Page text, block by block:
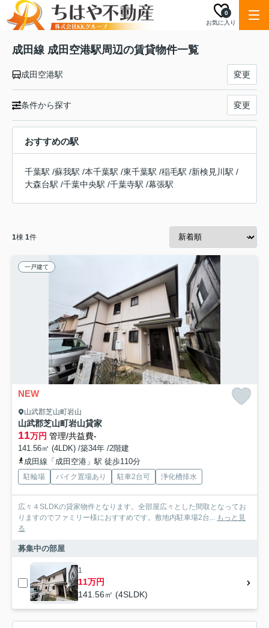
お気に入り
0
成田線 成田空港駅周辺の賃貸物件一覧
成田空港駅 変更
条件から探す 変更
おすすめの駅
千葉駅 /蘇我駅 /本千葉駅 /東千葉駅 /稲毛駅 /新検見川駅 /
大森台駅 /千葉中央駅 /千葉寺駅 /幕張駅
1棟 1件
一戸建て
NEW
山武郡芝山町岩山
山武郡芝山町岩山貸家
11万円 管理/共益費-
141.56㎡ (4LDK) /築34年 /2階建
成田線「成田空港」駅 徒歩110分
駐輪場 バイク置場あり 駐車2台可 浄化槽排水
広々４SLDKの貸家物件となります。全部屋広々とした間取となってお
りますのでファミリー様におすすめです。敷地内駐車場2台... もっと見
る
募集中の部屋
1
11万円
141.56㎡ (4SLDK)